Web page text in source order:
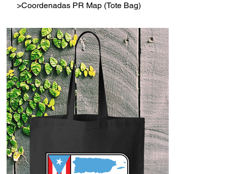
>Coordenadas PR Map (Tote Bag)